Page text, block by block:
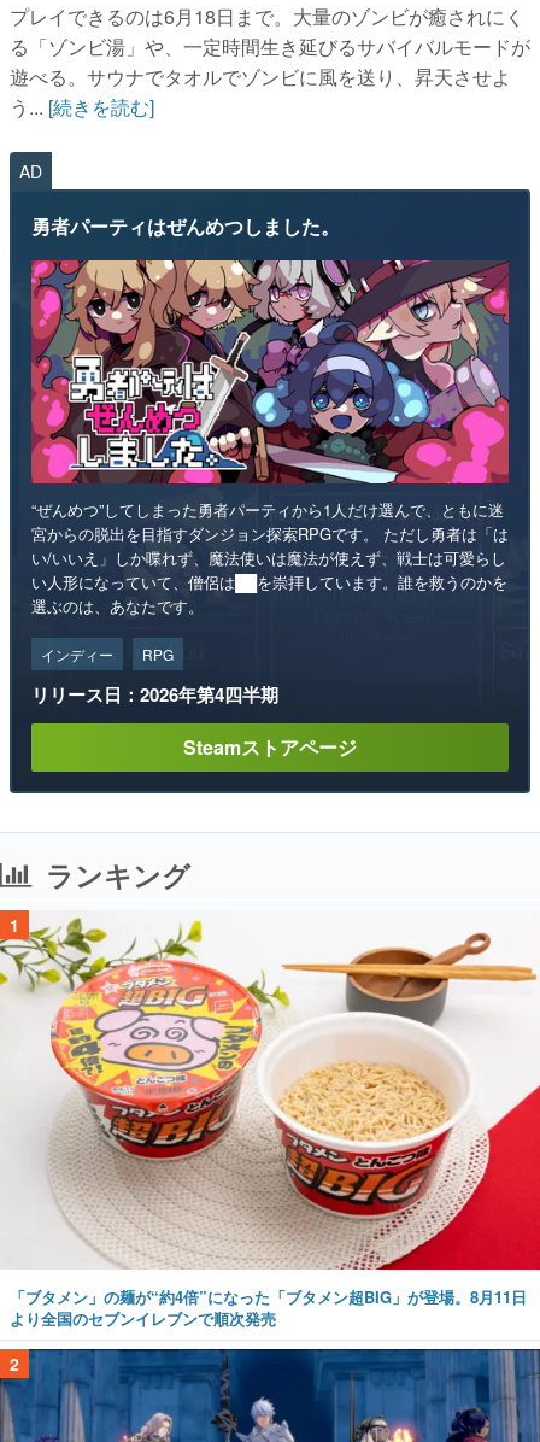
プレイできるのは6月18日まで。大量のゾンビが癒されにく
る「ゾンビ湯」や、一定時間生き延びるサバイバルモードが
遊べる。サウナでタオルでゾンビに風を送り、昇天させよ
う... [続きを読む]
AD
勇者パーティはぜんめつしました。
“ぜんめつ”してしまった勇者パーティから1人だけ選んで、ともに迷
宮からの脱出を目指すダンジョン探索RPGです。 ただし勇者は「は
い/いいえ」しか喋れず、魔法使いは魔法が使えず、戦士は可愛らし
い人形になっていて、僧侶は██を崇拝しています。誰を救うのかを
選ぶのは、あなたです。
インディー RPG
リリース日：2026年第4四半期
Steamストアページ
ランキング
1
「ブタメン」の麺が“約4倍”になった「ブタメン超BIG」が登場。8月11日
より全国のセブンイレブンで順次発売
2